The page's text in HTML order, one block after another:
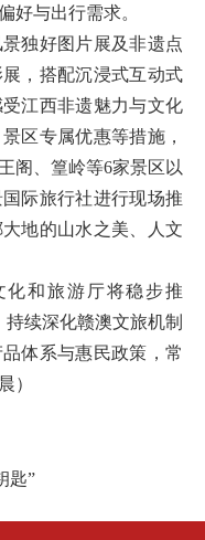
好与出行需求。
独好图片展及非遗点
，搭配沉浸式互动式
江西非遗魅力与文化
区专属优惠等措施，
阁、篁岭等6家景区以
际旅行社进行现场推
地的山水之美、人文
和旅游厅将稳步推
持续深化赣澳文旅机制
体系与惠民政策，常
）
匙”